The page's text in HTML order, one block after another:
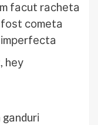
fасut rасhеtа
fоѕt соmеtа
hеу
gаndurі